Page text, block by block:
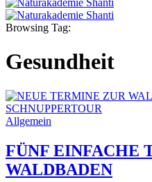
Browsing Tag:
Gesundheit
Allgemein
FÜNF EINFACHE
WALDBADEN